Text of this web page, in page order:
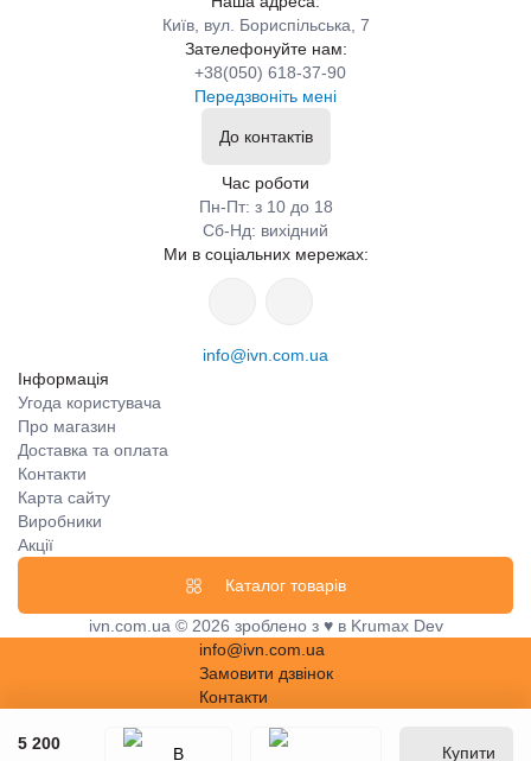
5 200
Купити
Київ, вул. Бориспільська, 7
Зателефонуйте нам:
+38(050) 618-37-90
Передзвоніть мені
До контактів
Час роботи
Пн-Пт: з 10 до 18
Сб-Нд: вихідний
Ми в соціальних мережах:
info@ivn.com.ua
Інформація
Угода користувача
Про магазин
Доставка та оплата
Контакти
Карта сайту
Виробники
Акції
Каталог товарів
ivn.com.ua © 2026 зроблено з ♥ в Krumax Dev
info@ivn.com.ua
Замовити дзвінок
Контакти